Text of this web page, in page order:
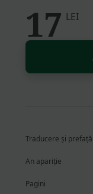
17 LEI
Cantitate
după
delincvent
iconar
Traducere și prefață
An apariție
Pagini